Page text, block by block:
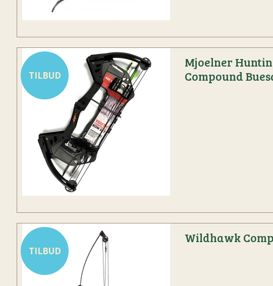
TILBUD
Mjoelner
Compound
TILBUD
Wildhawk